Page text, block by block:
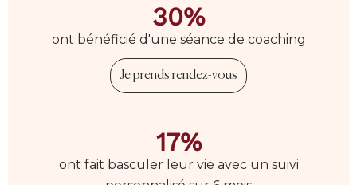
30%
ont bénéficié d'une séance de coaching
Je prends rendez-vous
17%
ont fait basculer leur vie avec un suivi